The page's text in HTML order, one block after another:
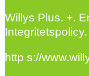
Willys Plus. +.
http s://